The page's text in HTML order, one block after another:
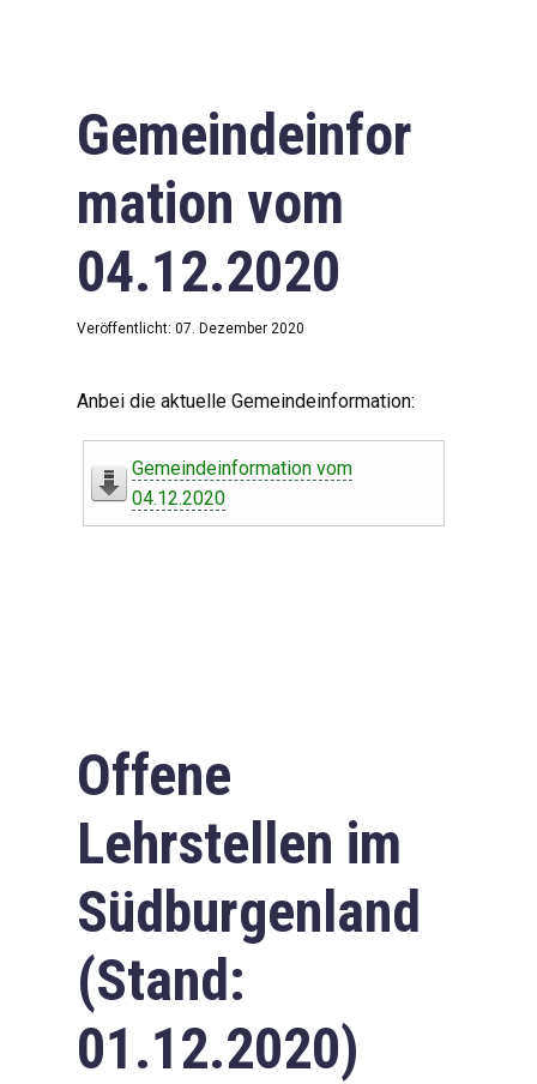
Gemeindeinfor
mation vom
04.12.2020
Veröffentlicht: 07. Dezember 2020
Anbei die aktuelle Gemeindeinformation:
Gemeindeinformation vom
04.12.2020
Offene
Lehrstellen im
Südburgenland
(Stand:
01.12.2020)